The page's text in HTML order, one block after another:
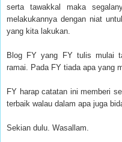
serta tawakkal maka
melakukannya dengan niat
yang kita lakukan.
Blog FY yang FY tulis mulai
ramai. Pada FY tiada apa yang
FY harap catatan ini memberi
terbaik walau dalam apa juga
Sekian dulu. Wasallam.